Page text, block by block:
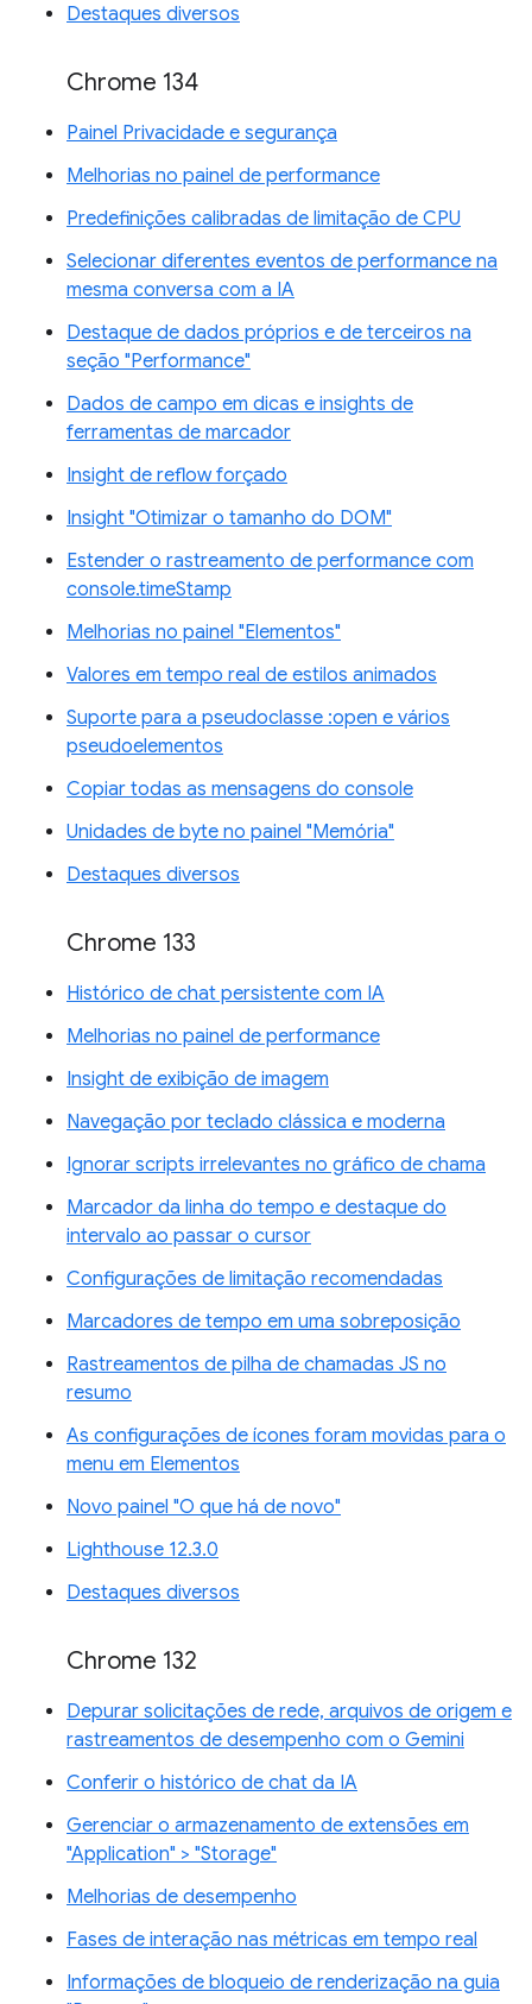
Destaques diversos
Chrome 134
Painel Privacidade e segurança
Melhorias no painel de performance
Predefinições calibradas de limitação de CPU
Selecionar diferentes eventos de performance na
mesma conversa com a IA
Destaque de dados próprios e de terceiros na
seção "Performance"
Dados de campo em dicas e insights de
ferramentas de marcador
Insight de reflow forçado
Insight "Otimizar o tamanho do DOM"
Estender o rastreamento de performance com
console.timeStamp
Melhorias no painel "Elementos"
Valores em tempo real de estilos animados
Suporte para a pseudoclasse :open e vários
pseudoelementos
Copiar todas as mensagens do console
Unidades de byte no painel "Memória"
Destaques diversos
Chrome 133
Histórico de chat persistente com IA
Melhorias no painel de performance
Insight de exibição de imagem
Navegação por teclado clássica e moderna
Ignorar scripts irrelevantes no gráfico de chama
Marcador da linha do tempo e destaque do
intervalo ao passar o cursor
Configurações de limitação recomendadas
Marcadores de tempo em uma sobreposição
Rastreamentos de pilha de chamadas JS no
resumo
As configurações de ícones foram movidas para o
menu em Elementos
Novo painel "O que há de novo"
Lighthouse 12.3.0
Destaques diversos
Chrome 132
Depurar solicitações de rede, arquivos de origem e
rastreamentos de desempenho com o Gemini
Conferir o histórico de chat da IA
Gerenciar o armazenamento de extensões em
"Application" > "Storage"
Melhorias de desempenho
Fases de interação nas métricas em tempo real
Informações de bloqueio de renderização na guia